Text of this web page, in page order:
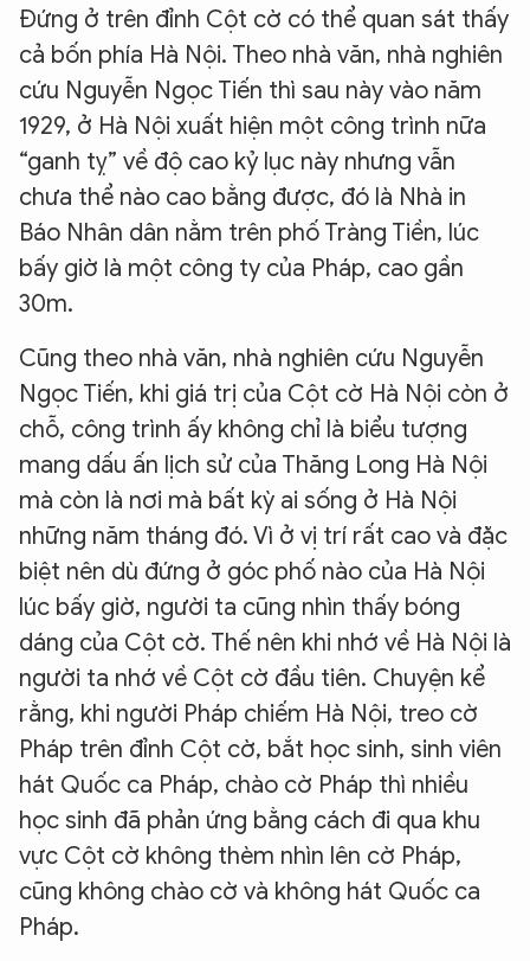
Đứng ở trên đỉnh Cột cờ có thể quan sát thấy
cả bốn phía Hà Nội. Theo nhà văn, nhà nghiên
cứu Nguyễn Ngọc Tiến thì sau này vào năm
1929, ở Hà Nội xuất hiện một công trình nữa
“ganh tỵ” về độ cao kỷ lục này nhưng vẫn
chưa thể nào cao bằng được, đó là Nhà in
Báo Nhân dân nằm trên phố Tràng Tiền, lúc
bấy giờ là một công ty của Pháp, cao gần
30m.
Cũng theo nhà văn, nhà nghiên cứu Nguyễn
Ngọc Tiến, khi giá trị của Cột cờ Hà Nội còn ở
chỗ, công trình ấy không chỉ là biểu tượng
mang dấu ấn lịch sử của Thăng Long Hà Nội
mà còn là nơi mà bất kỳ ai sống ở Hà Nội
những năm tháng đó. Vì ở vị trí rất cao và đặc
biệt nên dù đứng ở góc phố nào của Hà Nội
lúc bấy giờ, người ta cũng nhìn thấy bóng
dáng của Cột cờ. Thế nên khi nhớ về Hà Nội là
người ta nhớ về Cột cờ đầu tiên. Chuyện kể
rằng, khi người Pháp chiếm Hà Nội, treo cờ
Pháp trên đỉnh Cột cờ, bắt học sinh, sinh viên
hát Quốc ca Pháp, chào cờ Pháp thì nhiều
học sinh đã phản ứng bằng cách đi qua khu
vực Cột cờ không thèm nhìn lên cờ Pháp,
cũng không chào cờ và không hát Quốc ca
Pháp.